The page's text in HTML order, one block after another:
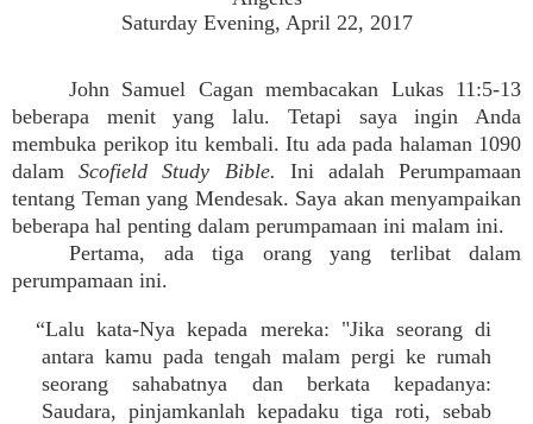
Saturday Evening, April 22, 2017
John Samuel Cagan membacakan Lukas 11:5-13
beberapa menit yang lalu. Tetapi saya ingin Anda
membuka perikop itu kembali. Itu ada pada halaman 1090
dalamScofield Study Bible. Ini adalah Perumpamaan
tentang Teman yang Mendesak. Saya akan menyampaikan
beberapa hal penting dalam perumpamaan ini malam ini.
Pertama, ada tiga orang yang terlibat dalam
perumpamaan ini.
“Lalu kata-Nya kepada mereka: "Jika seorang di
antara kamu pada tengah malam pergi ke rumah
seorang sahabatnya dan berkata kepadanya:
Saudara, pinjamkanlah kepadaku tiga roti, sebab